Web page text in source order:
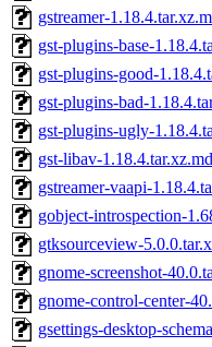
gstreamer-
gst-plugins-base-
gst-plugins-good-
gst-plugins-bad-
gst-plugins-ugly-
gst-libav-
gstreamer-vaapi-
gobject-introspection-
gtksourceview-
gnome-screenshot-
gnome-control-center-
gsettings-desktop-